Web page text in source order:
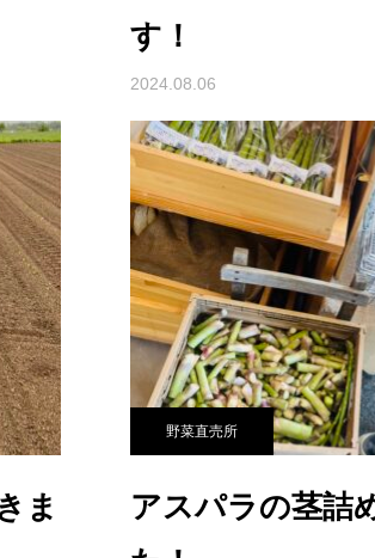
す！
2024.08.06
ま
野菜直売所
アスパラの茎詰